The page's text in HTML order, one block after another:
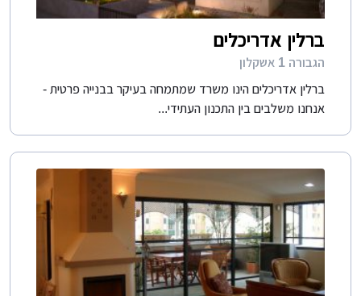
ברלין אדריכלים
הגבורה 1 אשקלון
ברלין אדריכלים הינו משרד שמתמחה בעיקר בבנייה פרטית -
אנחנו משלבים בין התכנון העתידי...